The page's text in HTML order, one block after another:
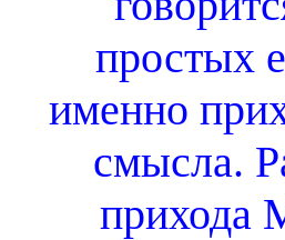
простых
именно
смысла.
прихода